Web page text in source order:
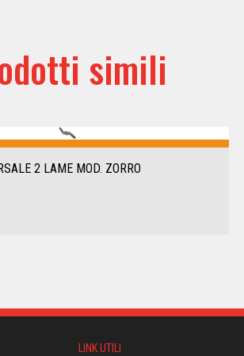
simili
2 LAME MOD. ZORRO
LINK UTILI